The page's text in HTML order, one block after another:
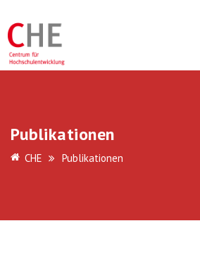
Publikationen
CHE Publikationen